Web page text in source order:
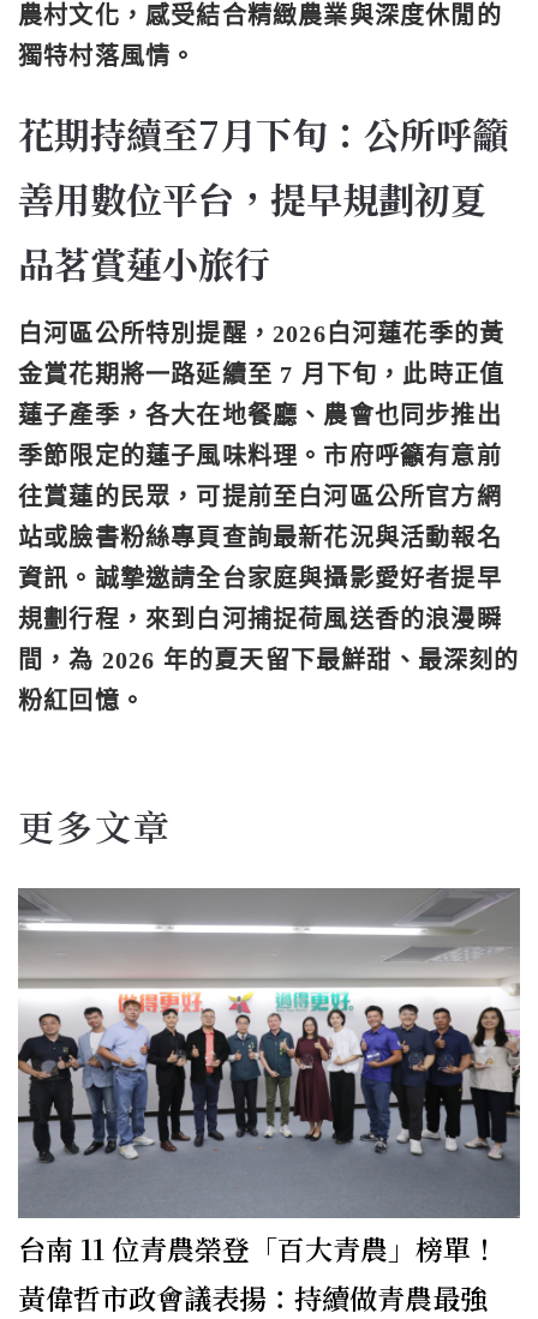
農村文化，感受結合精緻農業與深度休閒的
獨特村落風情。
花期持續至7月下旬：公所呼籲
善用數位平台，提早規劃初夏
品茗賞蓮小旅行
白河區公所特別提醒，2026白河蓮花季的黃
金賞花期將一路延續至 7 月下旬，此時正值
蓮子產季，各大在地餐廳、農會也同步推出
季節限定的蓮子風味料理。市府呼籲有意前
往賞蓮的民眾，可提前至白河區公所官方網
站或臉書粉絲專頁查詢最新花況與活動報名
資訊。誠摯邀請全台家庭與攝影愛好者提早
規劃行程，來到白河捕捉荷風送香的浪漫瞬
間，為 2026 年的夏天留下最鮮甜、最深刻的
粉紅回憶。
更多文章
台南 11 位青農榮登「百大青農」榜單！
黃偉哲市政會議表揚：持續做青農最強